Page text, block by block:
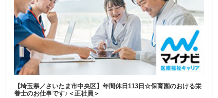
【埼玉県／さいたま市中央区】年間休日113日☆保育園のおける栄
養士のお仕事です♪＜正社員＞